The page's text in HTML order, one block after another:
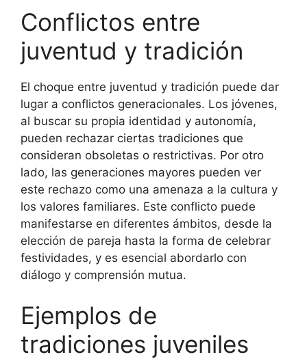
Conflictos entre
juventud y tradición
El choque entre juventud y tradición puede dar
lugar a conflictos generacionales. Los jóvenes,
al buscar su propia identidad y autonomía,
pueden rechazar ciertas tradiciones que
consideran obsoletas o restrictivas. Por otro
lado, las generaciones mayores pueden ver
este rechazo como una amenaza a la cultura y
los valores familiares. Este conflicto puede
manifestarse en diferentes ámbitos, desde la
elección de pareja hasta la forma de celebrar
festividades, y es esencial abordarlo con
diálogo y comprensión mutua.
Ejemplos de
tradiciones juveniles